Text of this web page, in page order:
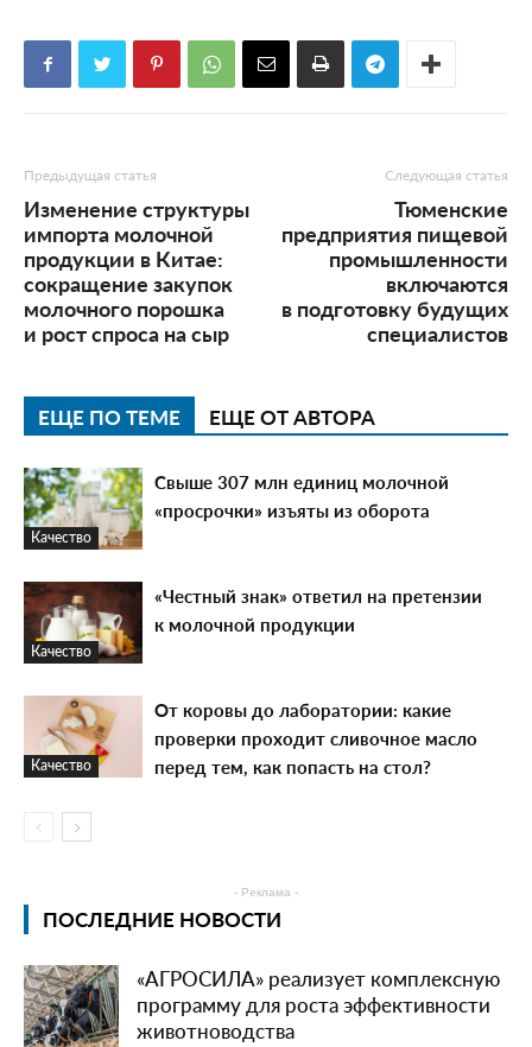
Предыдущая статья
Изменение структуры
импорта молочной
продукции в Китае:
сокращение закупок
молочного порошка
и рост спроса на сыр
Следующая статья
Тюменские
предприятия пищевой
промышленности
включаются
в подготовку будущих
специалистов
ЕЩЕ ПО ТЕМЕ ЕЩЕ ОТ АВТОРА
Качество
Свыше 307 млн единиц молочной
«просрочки» изъяты из оборота
Качество
«Честный знак» ответил на претензии
к молочной продукции
Качество
От коровы до лаборатории: какие
проверки проходит сливочное масло
перед тем, как попасть на стол?
- Реклама -
ПОСЛЕДНИЕ НОВОСТИ
«АГРОСИЛА» реализует комплексную
программу для роста эффективности
животноводства